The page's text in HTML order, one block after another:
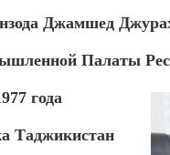
Джамшед
Палаты
года
Таджикистан